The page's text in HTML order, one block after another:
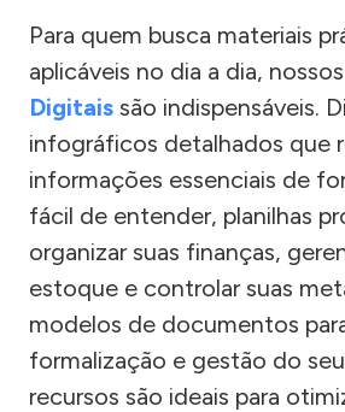
Para quem busca materiais
aplicáveis no dia a dia, nossos
Digitais são indispensáveis.
infográficos detalhados que
informações essenciais de
fácil de entender, planilhas
organizar suas finanças,
estoque e controlar suas
modelos de documentos
formalização e gestão do
recursos são ideais para